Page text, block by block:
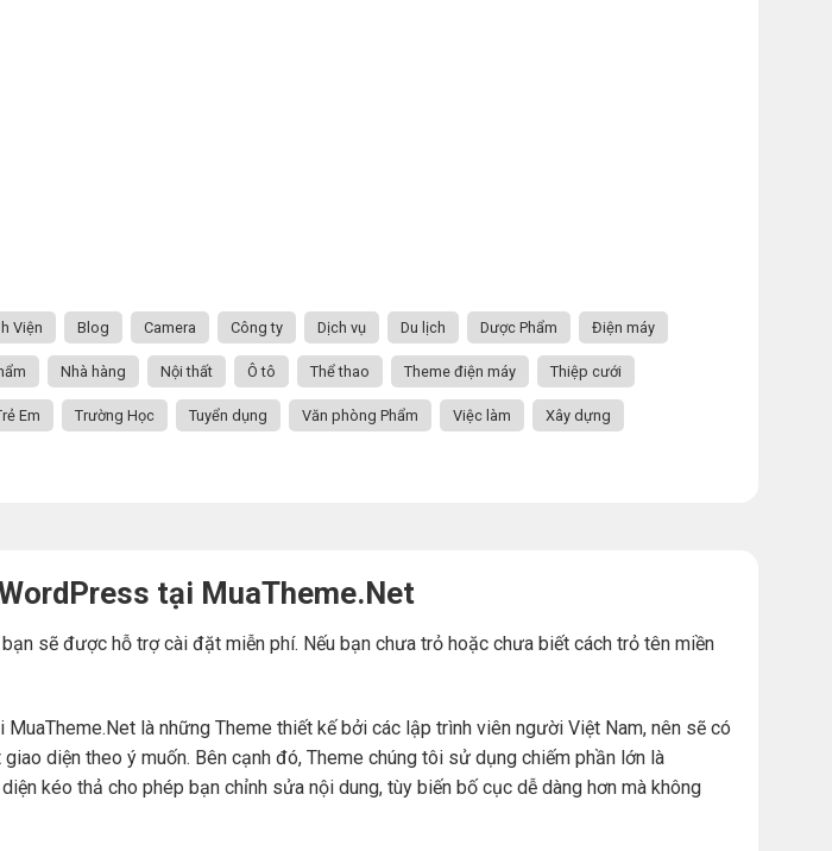
Viện Blog Camera Công ty Dịch vụ Du lịch Dược Phẩm Điện máy
Nhà hàng Nội thất Ô tô Thể thao Theme điện máy Thiệp cưới
Em Trường Học Tuyển dụng Văn phòng Phẩm Việc làm Xây dựng
tại MuaTheme.Net
bạn sẽ được hỗ trợ cài đặt miễn phí. Nếu bạn chưa trỏ hoặc chưa biết cách trỏ tên miền
là những Theme thiết kế bởi các lập trình viên người Việt Nam, nên sẽ có
diện theo ý muốn. Bên cạnh đó, Theme chúng tôi sử dụng chiếm phần lớn là
kéo thả cho phép bạn chỉnh sửa nội dung, tùy biến bố cục dễ dàng hơn mà không